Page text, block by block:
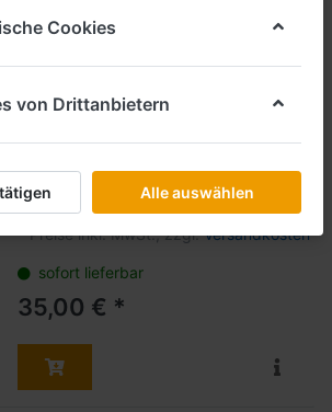
Sortieren
HERPA
Intermodellbau Dortmund 2025 -
Art.-Nr. H958691
* Preise inkl. MwSt., zzgl.Versandkosten
sofort lieferbar
35,00 € *
Cookies
von Drittanbietern
Alle auswählen